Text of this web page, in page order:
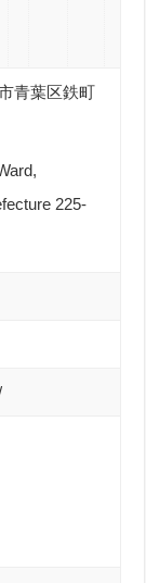
青葉区鉄町
225-